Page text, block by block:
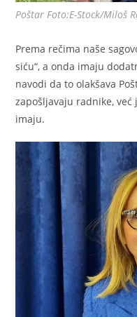
Poštar Foto:E-Stock/Miloš
Prema rečima naše
siću“, a onda imaju
navodi da to olakšava
zapošljavaju radnike, već
imaju.